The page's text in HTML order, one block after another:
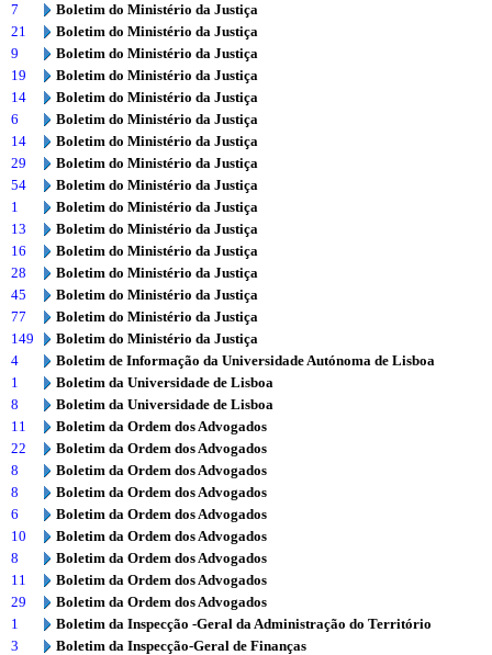
7
Boletim do Ministério da Justiça
21
Boletim do Ministério da Justiça
9
Boletim do Ministério da Justiça
19
Boletim do Ministério da Justiça
14
Boletim do Ministério da Justiça
6
Boletim do Ministério da Justiça
14
Boletim do Ministério da Justiça
29
Boletim do Ministério da Justiça
54
Boletim do Ministério da Justiça
1
Boletim do Ministério da Justiça
13
Boletim do Ministério da Justiça
16
Boletim do Ministério da Justiça
28
Boletim do Ministério da Justiça
45
Boletim do Ministério da Justiça
77
Boletim do Ministério da Justiça
149
Boletim do Ministério da Justiça
4
Boletim de Informação da Universidade Autónoma de Lisboa
1
Boletim da Universidade de Lisboa
8
Boletim da Universidade de Lisboa
11
Boletim da Ordem dos Advogados
22
Boletim da Ordem dos Advogados
8
Boletim da Ordem dos Advogados
8
Boletim da Ordem dos Advogados
6
Boletim da Ordem dos Advogados
10
Boletim da Ordem dos Advogados
8
Boletim da Ordem dos Advogados
11
Boletim da Ordem dos Advogados
29
Boletim da Ordem dos Advogados
1
Boletim da Inspecção -Geral da Administração do Território
3
Boletim da Inspecção-Geral de Finanças